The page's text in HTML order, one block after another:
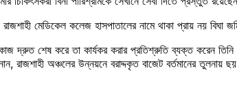
মেডিকেল কলেজ হাসপাতালের নামে থাকা প্রায় নয় বিঘা
কাজ দ্রুত শেষ করে তা কার্যকর করার প্রতিশ্রুতি ব্যক্ত করেন
রাজশাহী অঞ্চলের উন্নয়নে বরাদ্দকৃত বাজেট বর্তমানের